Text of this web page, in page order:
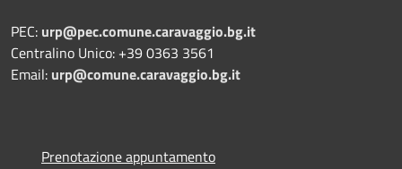
PEC: urp@pec.comune.caravaggio.bg.it
Centralino Unico: +39 0363 3561
Email: urp@comune.caravaggio.bg.it
Prenotazione appuntamento